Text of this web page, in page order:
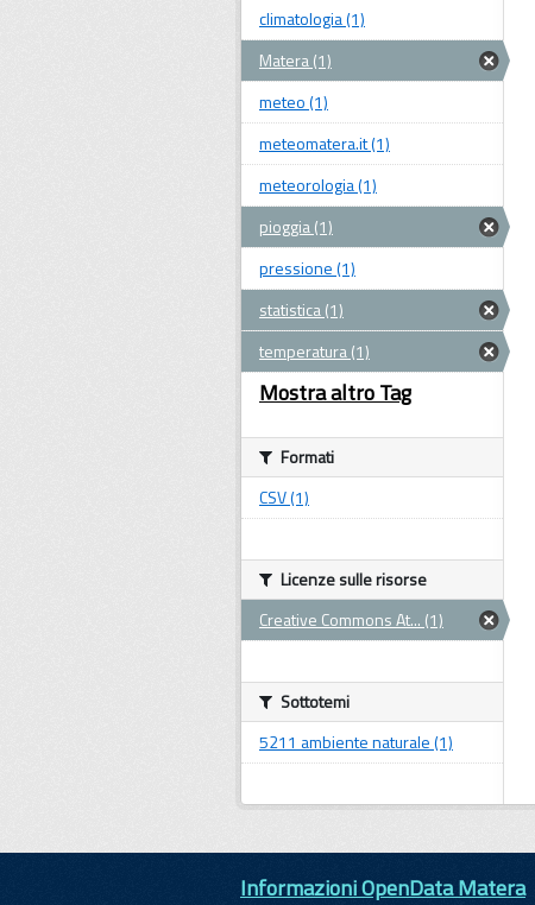
climatologia (1)
Matera (1)
meteo (1)
meteomatera.it (1)
meteorologia (1)
pioggia (1)
pressione (1)
statistica (1)
temperatura (1)
Mostra altro Tag
Formati
CSV (1)
Licenze sulle risorse
Creative Commons At... (1)
Sottotemi
5211 ambiente naturale (1)
Informazioni OpenData Matera